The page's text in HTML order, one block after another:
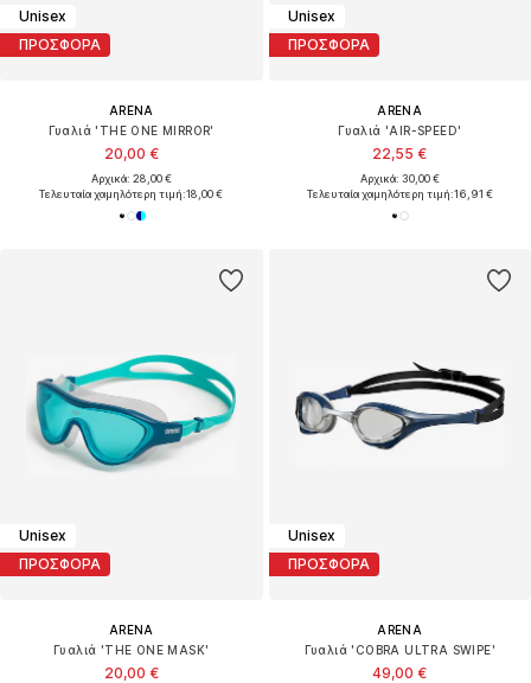
Unisex
ΠΡΟΣΦΟΡΑ
ARENA
Γυαλιά 'THE ONE MIRROR'
20,00 €
Αρχικά: 28,00 €
Τελευταία χαμηλότερη τιμή:18,00 €
Unisex
ΠΡΟΣΦΟΡΑ
ARENA
Γυαλιά 'AIR-SPEED'
22,55 €
Αρχικά: 30,00 €
Τελευταία χαμηλότερη τιμή:16,91 €
Unisex
ΠΡΟΣΦΟΡΑ
ARENA
Γυαλιά 'THE ONE MASK'
20,00 €
Unisex
ΠΡΟΣΦΟΡΑ
ARENA
Γυαλιά 'COBRA ULTRA SWIPE'
49,00 €